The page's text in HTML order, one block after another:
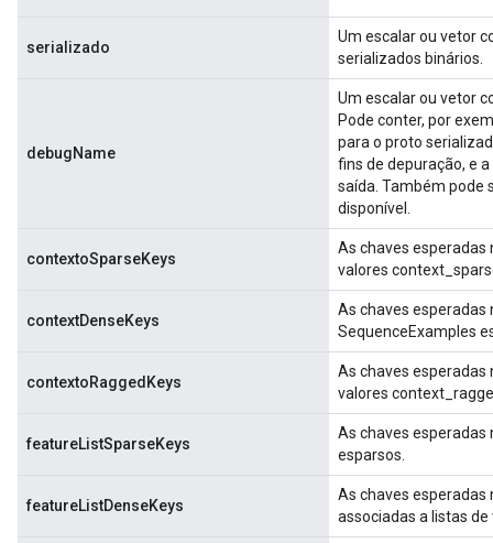
serializado
Um escalar ou vetor
serializados binários.
debugName
Um escalar ou vetor
Pode conter, por
para o proto
fins de depuração, e
saída. Também pode
disponível.
contextoSparseKeys
As chaves esperadas
valores
contextDenseKeys
As chaves esperadas
SequenceExamples
contextoRaggedKeys
As chaves esperadas
valores
featureListSparseKeys
As chaves esperadas
esparsos.
featureListDenseKeys
As chaves
associadas a listas